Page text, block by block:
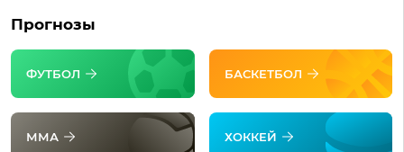
Прогнозы
ФУТБОЛ БАСКЕТБОЛ
ММА ХОККЕЙ